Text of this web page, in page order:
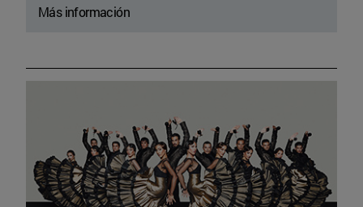
Más información